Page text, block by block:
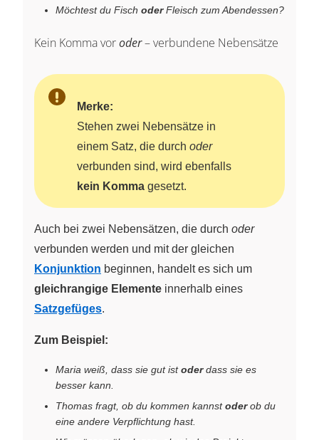
Möchtest du Fisch oderFleisch zum Abendessen?
Kein Komma voroder– verbundene Nebensätze
Merke:
Stehen zwei Nebensätze in
einem Satz, die durch oder
verbunden sind, wird ebenfalls
kein Komma gesetzt.
Auch bei zwei Nebensätzen, die durch oder
verbunden werden und mit der gleichen
Konjunktion beginnen, handelt es sich um
gleichrangige Elemente innerhalb eines
Satzgefüges.
Zum Beispiel:
Maria weiß, dass sie gut istoderdass sie es
besser kann.
Thomas fragt, ob du kommen kannstoderob du
eine andere Verpflichtung hast.